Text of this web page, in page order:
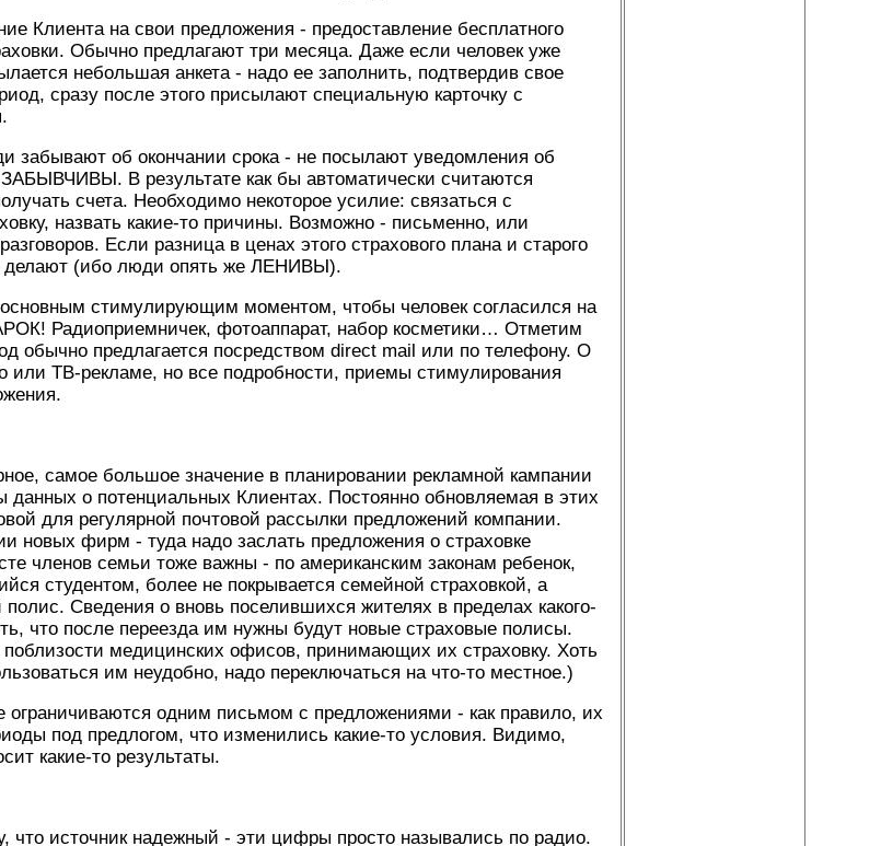
Клиента на свои предложения - предоставление бесплатного
Обычно предлагают три месяца. Даже если человек уже
небольшая анкета - надо ее заполнить, подтвердив свое
сразу после этого присылают специальную карточку с
забывают об окончании срока - не посылают уведомления об
В результате как бы автоматически считаются
счета. Необходимо некоторое усилие: связаться с
назвать какие-то причины. Возможно - письменно, или
Если разница в ценах этого страхового плана и старого
делают (ибо люди опять же ЛЕНИВЫ).
стимулирующим моментом, чтобы человек согласился на
Радиоприемничек, фотоаппарат, набор косметики… Отметим
обычно предлагается посредством direct mail или по телефону. О
или ТВ-рекламе, но все подробности, приемы стимулирования
самое большое значение в планировании рекламной кампании
данных о потенциальных Клиентах. Постоянно обновляемая в этих
для регулярной почтовой рассылки предложений компании.
новых фирм - туда надо заслать предложения о страховке
членов семьи тоже важны - по американским законам ребенок,
студентом, более не покрывается семейной страховкой, а
Сведения о вновь поселившихся жителях в пределах какого-
что после переезда им нужны будут новые страховые полисы.
медицинских офисов, принимающих их страховку. Хоть
им неудобно, надо переключаться на что-то местное.)
ограничиваются одним письмом с предложениями - как правило, их
под предлогом, что изменились какие-то условия. Видимо,
какие-то результаты.
что источник надежный - эти цифры просто назывались по радио.